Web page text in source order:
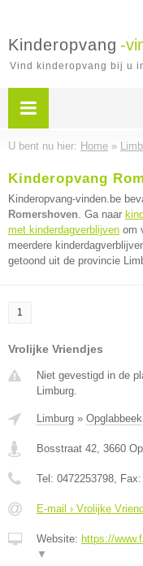
Kinderopvang -
Vind kinderopvang bij u
U bent nu hier: Home »
Kinderopvang
Kinderopvang-vinden.be
Romershoven. Ga naar
met kinderdagverblijven om
meerdere
getoond uit de provincie
1
Vrolijke Vriendjes
Niet gevestigd in de
Limburg.
Limburg » Opglabbeek
Bosstraat 42, 3660
Tel: 0472253798, Fax:
E-mail › Vrolijke
Website: https://
▼